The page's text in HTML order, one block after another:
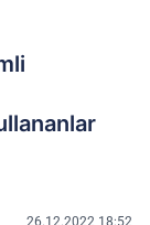
26.12.2022 18:52